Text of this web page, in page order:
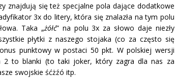
znajdują się też specjalne pola dające dodatkowe
3x do litery, która się znalazła na tym polu
Taka „żółć” na polu 3x za słowo daje niezły
płytki z naszego stojaka (co za często się
punktowy w postaci 50 pkt. W polskiej wersji
to blanki (to taki joker, który zagra dla nas za
swojskie śćżźó itp.